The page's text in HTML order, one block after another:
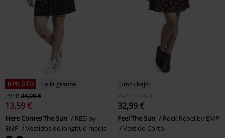
61% DTO
Talla grande
PVPR34,99 €
13,59 €
Here Comes The Sun
RED by
EMP
Vestidos de longitud media
Stock bajo
PVPR 34,99 €
32,99 €
Feel The Sun
Rock Rebel by EMP
Vestido Corto